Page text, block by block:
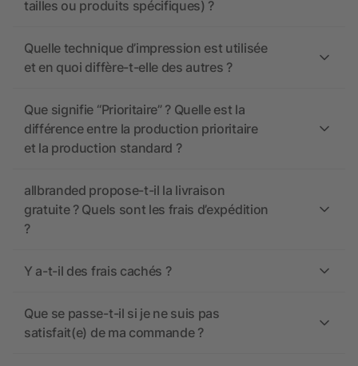
tailles ou produits spécifiques) ?
Quelle technique d’impression est utilisée
et en quoi diffère-t-elle des autres ?
Que signifie “Prioritaire” ? Quelle est la
différence entre la production prioritaire
et la production standard ?
allbranded propose-t-il la livraison
gratuite ? Quels sont les frais d’expédition
?
Y a-t-il des frais cachés ?
Que se passe-t-il si je ne suis pas
satisfait(e) de ma commande ?